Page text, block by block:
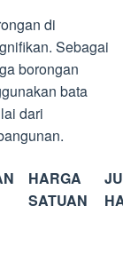
di
Sebagai
borongan
bata
dari
HARGA
SATUAN